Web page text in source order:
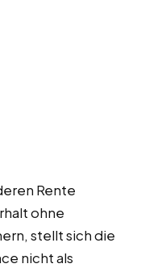
Rente
ohne
stellt sich die
nicht als